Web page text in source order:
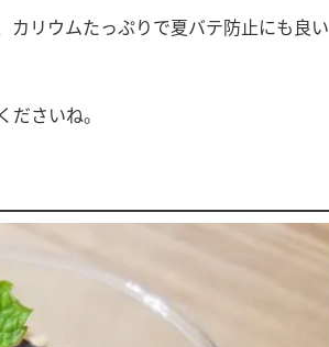
カリウムたっぷりで夏バテ防止にも良い
さいね。